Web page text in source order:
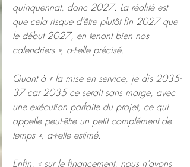
quinquennat, donc 2027. La réalité est
que cela risque d’être plutôt fin 2027 que
le début 2027, en tenant bien nos
calendriers », a-t-elle précisé.
Quant à « la mise en service, je dis 2035-
37 car 2035 ce serait sans marge, avec
une exécution parfaite du projet, ce qui
appelle peut-être un petit complément de
temps », a-t-elle estimé.
Enfin, « sur le financement, nous n’avons